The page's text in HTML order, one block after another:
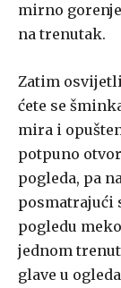
mirno
na trenutak.
Zatim
ćete se
mira i
potpuno
pogleda, pa
posmatrajući
pogledu
jednom
glave u